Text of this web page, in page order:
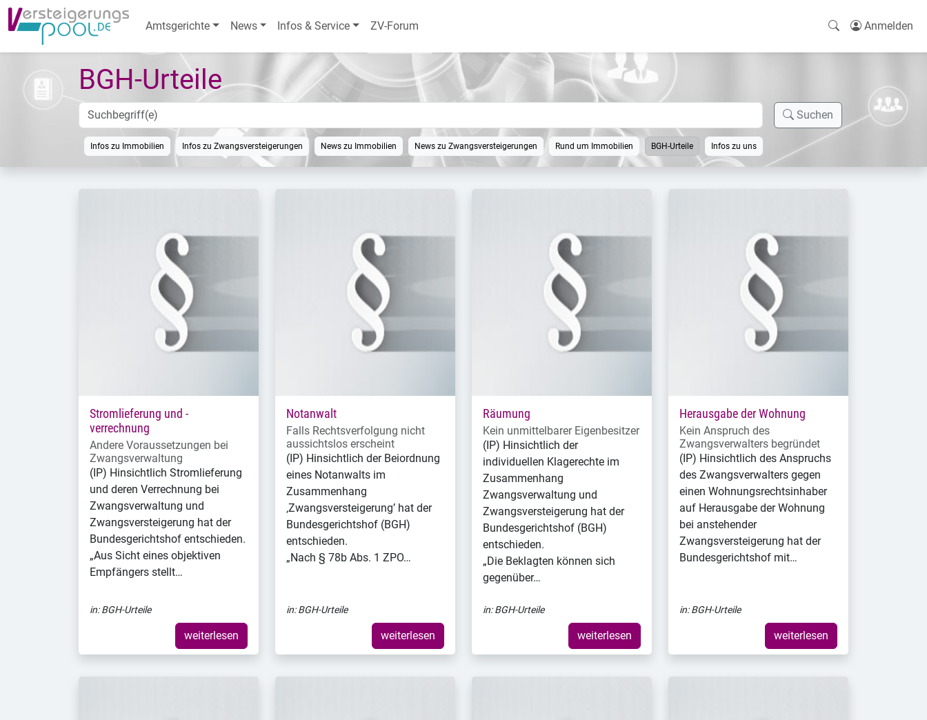
Amtsgerichte News Infos & Service ZV-Forum Anmelden
BGH-Urteile
Infos zu Immobilien Infos zu Zwangsversteigerungen News zu Immobilien News zu Zwangsversteigerungen Rund um Immobilien BGH-Urteile Infos zu uns
Suchen
Stromlieferung und -
verrechnung
Andere Voraussetzungen bei
Zwangsverwaltung
(IP) Hinsichtlich Stromlieferung
und deren Verrechnung bei
Zwangsverwaltung und
Zwangsversteigerung hat der
Bundesgerichtshof entschieden.
„Aus Sicht eines objektiven
Empfängers stellt…
in:BGH-Urteile
weiterlesen
Notanwalt
Falls Rechtsverfolgung nicht
aussichtslos erscheint
(IP) Hinsichtlich der Beiordnung
eines Notanwalts im
Zusammenhang
‚Zwangsversteigerung’ hat der
Bundesgerichtshof (BGH)
entschieden.
„Nach § 78b Abs. 1 ZPO…
in:BGH-Urteile
weiterlesen
Räumung
Kein unmittelbarer Eigenbesitzer
(IP) Hinsichtlich der
individuellen Klagerechte im
Zusammenhang
Zwangsverwaltung und
Zwangsversteigerung hat der
Bundesgerichtshof (BGH)
entschieden.
„Die Beklagten können sich
gegenüber…
in:BGH-Urteile
weiterlesen
Herausgabe der Wohnung
Kein Anspruch des
Zwangsverwalters begründet
(IP) Hinsichtlich des Anspruchs
des Zwangsverwalters gegen
einen Wohnungsrechtsinhaber
auf Herausgabe der Wohnung
bei anstehender
Zwangsversteigerung hat der
Bundesgerichtshof mit…
in:BGH-Urteile
weiterlesen